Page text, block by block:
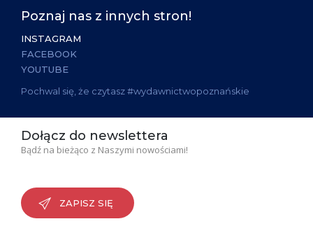
Poznaj nas z innych stron!
INSTAGRAM
FACEBOOK
YOUTUBE
Pochwal się, że czytasz #wydawnictwopoznańskie
Dołącz do newslettera
Bądź na bieżąco z Naszymi nowościami!
ZAPISZ SIĘ